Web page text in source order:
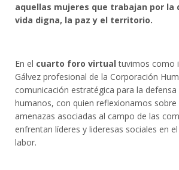
aquellas mujeres que trabajan por la
vida digna, la paz y el territorio.
En el cuarto foro virtual tuvimos como
Gálvez profesional de la Corporación
comunicación estratégica para la
humanos, con quien reflexionamos sobre
amenazas asociadas al campo de las
enfrentan líderes y lideresas sociales en
labor.